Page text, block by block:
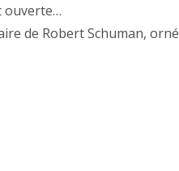
ouverte…
de Robert Schuman,